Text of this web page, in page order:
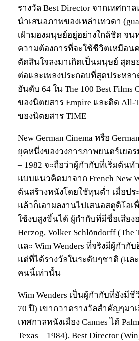
รางวัล Best Director จากเทศกาล
นำเสนอภาพของเหล่าเทวดา
เฝ้ามองมนุษย์อยู่อย่างใกล้ชิด จน
ความต้องการที่จะใช้ชีวิตเหมือน
ตัดสินใจลงมาเกิดเป็นมนุษย์ สุด
ต่อและเพลงประกอบที่สุดประหลา
อันดับ 64 ใน The 100 Best Films
ของนิตยสาร Empire และติด All-
ของนิตยสาร TIME
New German Cinema หรือ
ยุคหนึ่งของวงการภาพยนตร์เยอ
– 1982 จะถือว่าผู้กำกับที่เริ่มต้นท
แบบแนวคิดมาจาก French New
ต้นสร้างหนังโดยใช้ทุนต่ำ เมื่อปร
แล้วก็เอาผลงานไปเสนอสตูดิโอเ
ใช้งบสูงขึ้นได้ ผู้กำกับที่มีชื่อเสียง
Herzog, Volker Schlöndorff (The
และ Wim Wenders ที่จริงมีผู้กำกั
แต่ที่ได้รางวัลในระดับๆชาติ (แล
คนนี้เท่านั้น
Wim Wenders เป็นผู้กำกับที่ยังมีชี
70 ปี) เขากวาดรางวัลสำคัญๆมา
เทศกาลหนังเมือง Cannes ได้
Texas – 1984), Best Director